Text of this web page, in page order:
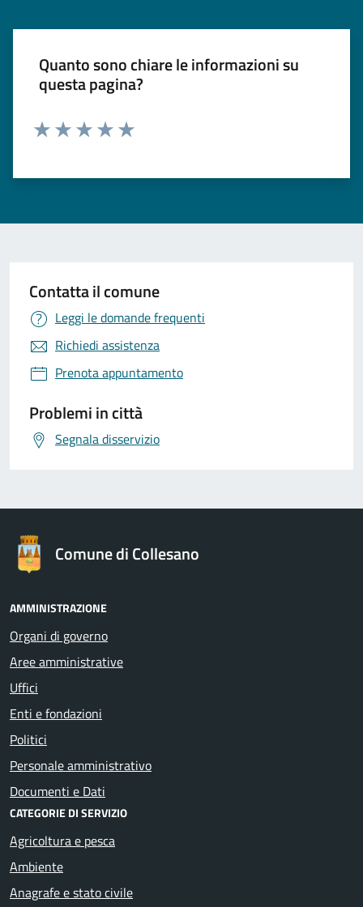
Quanto sono chiare le informazioni su
questa pagina?
Contatta il comune
Leggi le domande frequenti
Richiedi assistenza
Prenota appuntamento
Problemi in città
Segnala disservizio
Comune di Collesano
AMMINISTRAZIONE
Organi di governo
Aree amministrative
Uffici
Enti e fondazioni
Politici
Personale amministrativo
Documenti e Dati
CATEGORIE DI SERVIZIO
Agricoltura e pesca
Ambiente
Anagrafe e stato civile